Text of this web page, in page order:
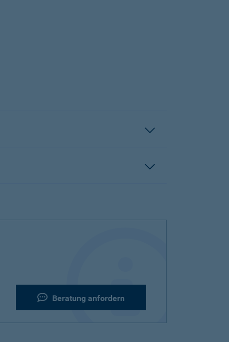
Beratung anfordern